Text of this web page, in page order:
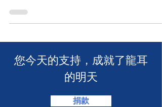
​您今天的支持，成就了龍耳
的明天
捐款